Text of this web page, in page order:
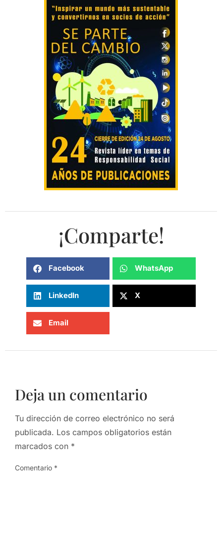
¡Comparte!
Facebook WhatsApp
LinkedIn X
Email
Deja un comentario
Tu dirección de correo electrónico no será
publicada. Los campos obligatorios están
marcados con *
Comentario *